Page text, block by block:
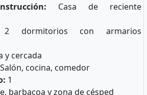
Casa de reciente
dormitorios con armarios
y cercada
Salón, cocina, comedor
1
barbacoa y zona de césped